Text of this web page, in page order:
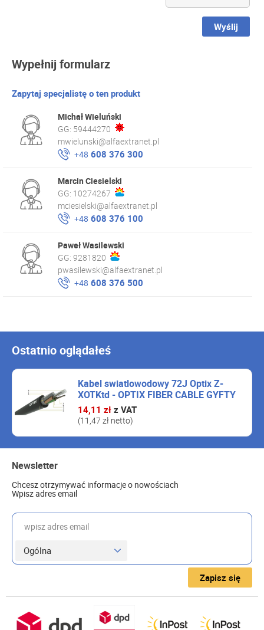
Wyślij
Wypełnij formularz
Zapytaj specjalistę o ten produkt
Michał Wieluński
GG: 59444270
mwielunski@alfaextranet.pl
+48 608 376 300
Marcin Ciesielski
GG: 10274267
mciesielski@alfaextranet.pl
+48 608 376 100
Paweł Wasilewski
GG: 9281820
pwasilewski@alfaextranet.pl
+48 608 376 500
Ostatnio oglądałeś
Kabel swiatlowodowy 72J Optix Z-
XOTKtd - OPTIX FIBER CABLE GYFTY
(Z-XOTKtd) 72 x 9/125 ITU Fujikura
G.652D 1.5kN
14,11 zł z VAT
(11,47 zł netto)
Newsletter
Chcesz otrzymywać informacje o nowościach
Wpisz adres email
wpisz adres email
Zapisz się